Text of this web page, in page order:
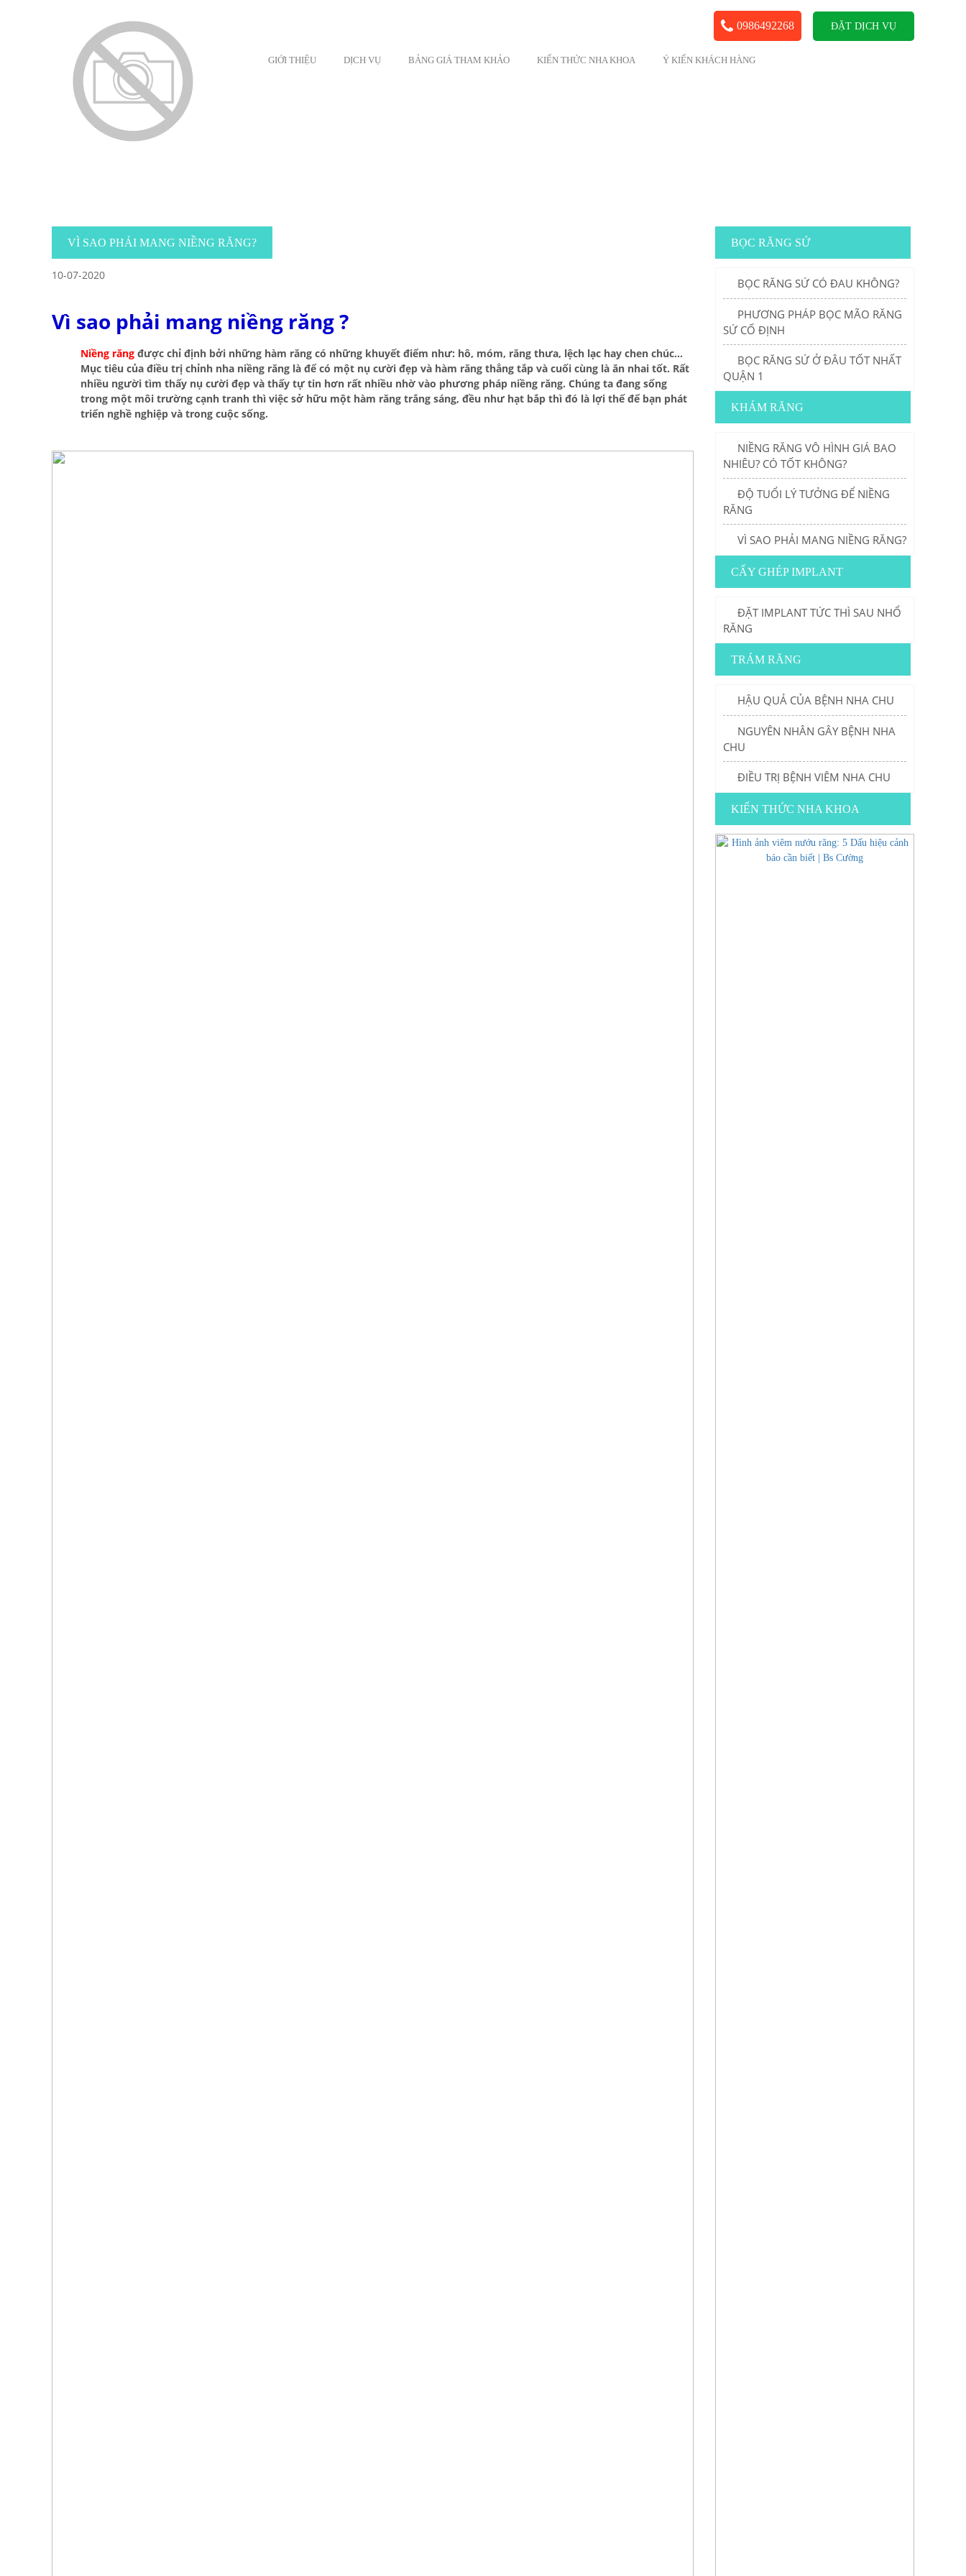
0986492268 ĐẶT DỊCH VỤ
GIỚI THIỆU DỊCH VỤ BẢNG GIÁ THAM KHẢO KIẾN THỨC NHA KHOA Ý KIẾN KHÁCH HÀNG
VÌ SAO PHẢI MANG NIỀNG RĂNG?
10-07-2020
Vì sao phải mang niềng răng ?
Niềng răng được chỉ định bởi những hàm răng có những khuyết điểm như: hô, móm, răng thưa, lệch lạc hay chen chúc…
Mục tiêu của điều trị chỉnh nha niềng răng là để có một nụ cười đẹp và hàm răng thẳng tắp và cuối cùng là ăn nhai tốt. Rất
nhiều người tìm thấy nụ cười đẹp và thấy tự tin hơn rất nhiều nhờ vào phương pháp niềng răng. Chúng ta đang sống
trong một môi trường cạnh tranh thì việc sở hữu một hàm răng trắng sáng, đều như hạt bắp thì đó là lợi thế để bạn phát
triển nghề nghiệp và trong cuộc sống.
BỌC RĂNG SỨ
BỌC RĂNG SỨ CÓ ĐAU KHÔNG?
PHƯƠNG PHÁP BỌC MÃO RĂNG
SỨ CỐ ĐỊNH
BỌC RĂNG SỨ Ở ĐÂU TỐT NHẤT
QUẬN 1
KHÁM RĂNG
NIỀNG RĂNG VÔ HÌNH GIÁ BAO
NHIÊU? CÓ TỐT KHÔNG?
ĐỘ TUỔI LÝ TƯỞNG ĐỂ NIỀNG
RĂNG
VÌ SAO PHẢI MANG NIỀNG RĂNG?
CẤY GHÉP IMPLANT
ĐẶT IMPLANT TỨC THÌ SAU NHỔ
RĂNG
TRÁM RĂNG
HẬU QUẢ CỦA BỆNH NHA CHU
NGUYÊN NHÂN GÂY BỆNH NHA
CHU
ĐIỀU TRỊ BỆNH VIÊM NHA CHU
KIẾN THỨC NHA KHOA